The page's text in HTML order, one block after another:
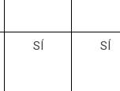
SÍ SÍ